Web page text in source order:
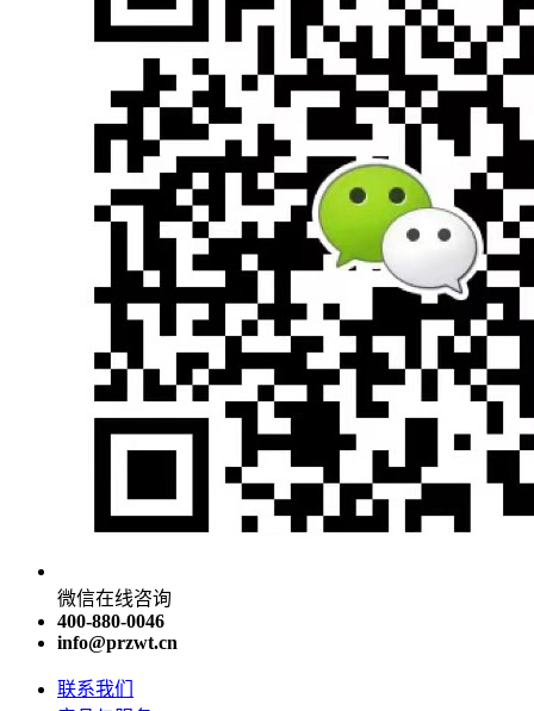
微信在线咨询
400-880-0046
info@przwt.cn
联系我们